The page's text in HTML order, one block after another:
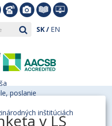
SK EN
poslanie
inštitúciách
v LS